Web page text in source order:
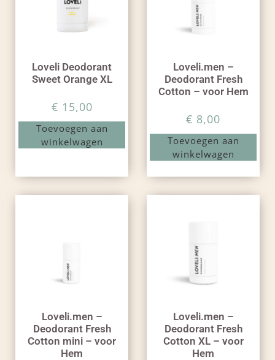
Loveli Deodorant
Sweet Orange XL
€ 15,00
Toevoegen aan
winkelwagen
Loveli.men –
Deodorant Fresh
Cotton – voor Hem
€ 8,00
Toevoegen aan
winkelwagen
Loveli.men –
Deodorant Fresh
Cotton mini – voor
Hem
Loveli.men –
Deodorant Fresh
Cotton XL – voor
Hem